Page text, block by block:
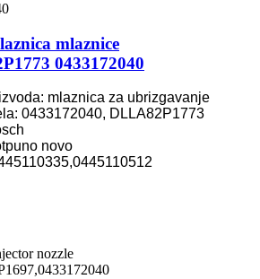
mlaznice
0433172040
mlaznica za ubrizgavanje
0433172040, DLLA82P1773
novo